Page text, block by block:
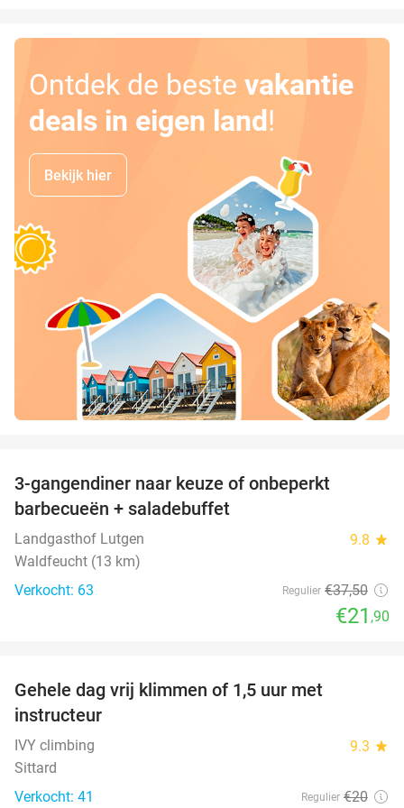
Ontdek de beste vakantie
deals in eigen land!
Bekijk hier
3-gangendiner naar keuze of onbeperkt
barbecueën + saladebuffet
Landgasthof Lutgen 9.8 star
Waldfeucht (13 km)
Verkocht: 63
Regulier €37,50
€21 ,90
Gehele dag vrij klimmen of 1,5 uur met
instructeur
IVY climbing 9.3 star
Sittard
Verkocht: 41
Regulier €20